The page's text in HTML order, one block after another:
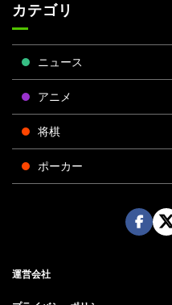
カテゴリ
ニュース
アニメ
将棋
ポーカー
運営会社